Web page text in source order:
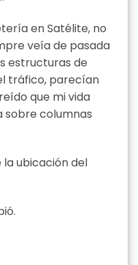
en Satélite, no
veía de pasada
estructuras de
tráfico, parecían
que mi vida
columnas
la ubicación del